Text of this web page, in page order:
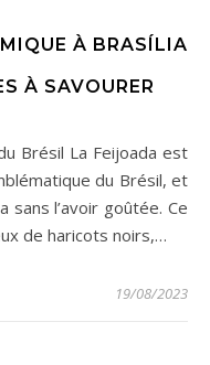
À BRASÍLIA
À SAVOURER
du Brésil, et
l’avoir goûtée. Ce
de haricots noirs,…
19/08/2023